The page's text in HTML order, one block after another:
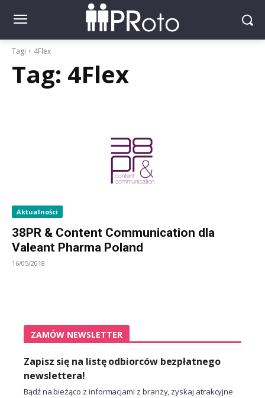
Tagi 4Flex
Tag: 4Flex
Aktualności
38PR & Content Communication dla
Valeant Pharma Poland
16/05/2018
ZAMÓW NEWSLETTER
Zapisz się na listę odbiorców bezpłatnego
newslettera!
Bądź na bieżąco z informacjami z branży, zyskaj atrakcyjne